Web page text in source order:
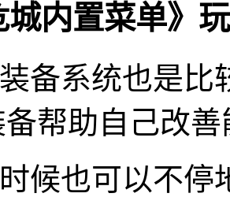
城内置菜单》
备系统也是
帮助自己改善
候也可以不停